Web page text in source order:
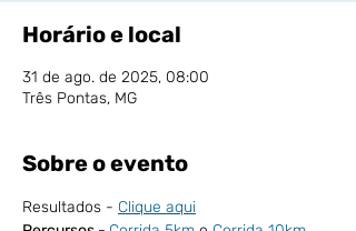
Horário e local
31 de ago. de 2025, 08:00
Três Pontas, MG
Sobre o evento
Resultados - Clique aqui